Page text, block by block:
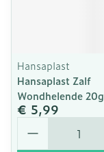
Hansaplast
Hansaplast Zalf
Wondhelende 20g
€ 5,99
Aantal